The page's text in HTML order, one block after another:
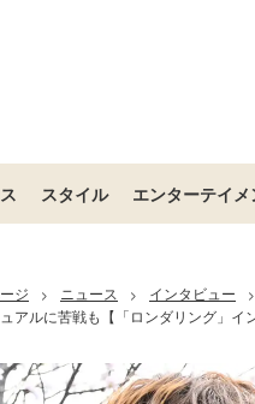
スタイル エンターテイメ
ジ > ニュース > インタビュー >
アルに苦戦も【「ロンダリング」イ